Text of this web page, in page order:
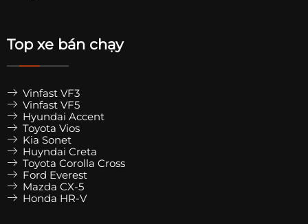
Top xe bán chạy
Vinfast VF3
Vinfast VF5
Hyundai Accent
Toyota Vios
Kia Sonet
Huyndai Creta
Toyota Corolla Cross
Ford Everest
Mazda CX-5
Honda HR-V